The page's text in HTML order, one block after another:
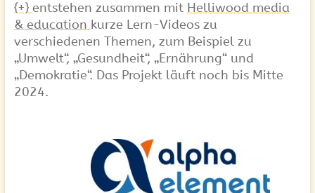
{+}entstehen zusammen mit Helliwood media
& education kurze Lern-Videos zu
verschiedenen Themen, zum Beispiel zu
„Umwelt“, „Gesundheit“, „Ernährung“ und
„Demokratie“. Das Projekt läuft noch bis Mitte
2024.